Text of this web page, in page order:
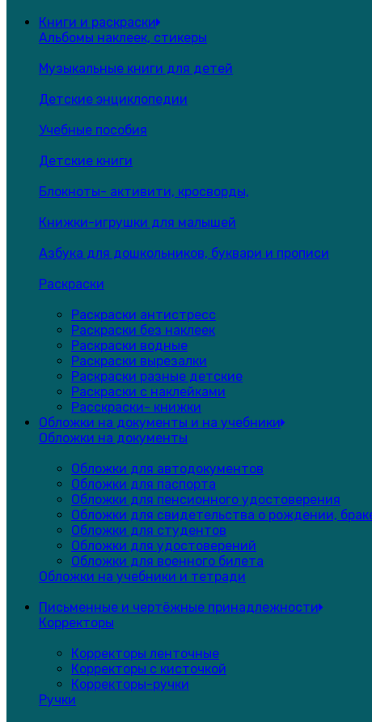
Книги и раскраски
Альбомы наклеек, стикеры
Музыкальные книги для детей
Детские энциклопедии
Учебные пособия
Детские книги
Блокноты- активити, кросворды,
Книжки-игрушки для малышей
Азбука для дошкольников, буквари и прописи
Раскраски
Раскраски антистресс
Раскраски без наклеек
Раскраски водные
Раскраски вырезалки
Раскраски разные детские
Раскраски с наклейками
Расскраски- книжки
Обложки на документы и на учебники
Обложки на документы
Обложки для автодокументов
Обложки для паспорта
Обложки для пенсионного удостоверения
Обложки для свидетельства о рождении,
Обложки для студентов
Обложки для удостоверений
Обложки для военного билета
Обложки на учебники и тетради
Письменные и чертёжные принадлежности
Корректоры
Корректоры ленточные
Корректоры с кисточкой
Корректоры-ручки
Ручки